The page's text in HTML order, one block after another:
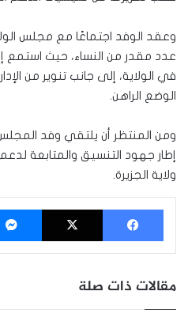
وعقد الوفد اجتماعًا مع مجلس
عدد مقدر من النساء، حيث استمع
في الولاية، إلى جانب تنوير من
الوضع الراهن.
ومن المنتظر أن يلتقي وفد المجلس
إطار جهود التنسيق والمتابعة لدعم
ولاية الجزيرة.
فيسبوك ‫X
مقالات ذات صلة